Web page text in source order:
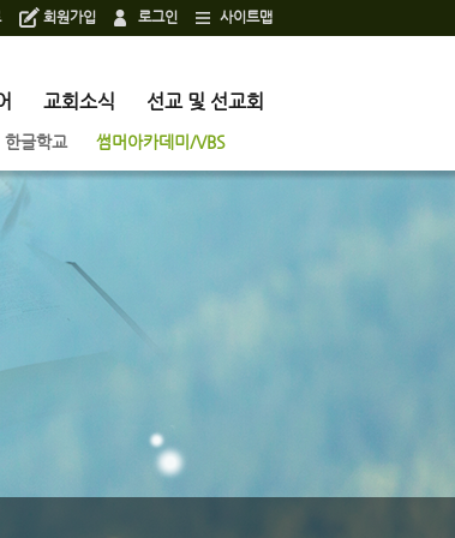
사이트맵
로그인
회원가입
한글학교 썸머아카데미/VBS
교회소식 선교 및 선교회